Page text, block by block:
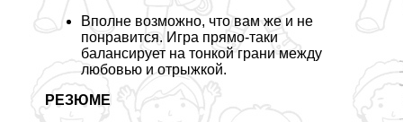
Вполне возможно, что вам же и не
понравится. Игра прямо-таки
балансирует на тонкой грани между
любовью и отрыжкой.
РЕЗЮМЕ